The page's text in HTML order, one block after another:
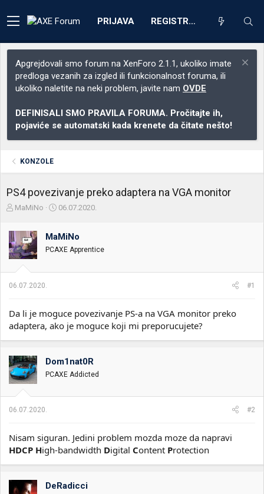
PRIJAVA REGISTRACIJA
Apgrejdovali smo forum na XenForo 2.1.1, ukoliko imate
predloga vezanih za izgled ili funkcionalnost foruma, ili
ukoliko naletite na neki problem, javite nam OVDE
DEFINISALI SMO PRAVILA FORUMA. Pročitajte ih,
pojaviće se automatski kada krenete da čitate nešto!
KONZOLE
PS4 povezivanje preko adaptera na VGA monitor
Z
e
t
n
i
k
m
e
MaMiNo
D
u
m
o
t
a
06.07.2020.
MaMiNo
PCAXE Apprentice
06.07.2020. #1
Da li je moguce povezivanje PS-a na VGA monitor preko
adaptera, ako je moguce koji mi preporucujete?
Dom1nat0R
PCAXE Addicted
06.07.2020. #2
Nisam siguran. Jedini problem mozda moze da napravi
HDCP High-bandwidth Digital Content Protection
DeRadicci